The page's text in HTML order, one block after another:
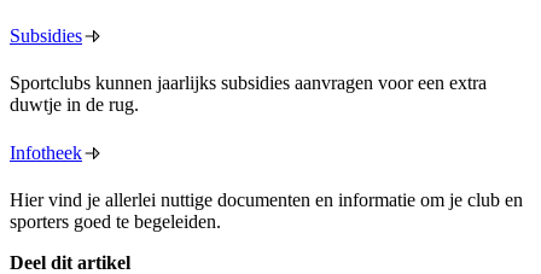
Subsidies
Sportclubs kunnen jaarlijks subsidies aanvragen voor een extra
duwtje in de rug.
Infotheek
Hier vind je allerlei nuttige documenten en informatie om je club en
sporters goed te begeleiden.
Deel dit artikel